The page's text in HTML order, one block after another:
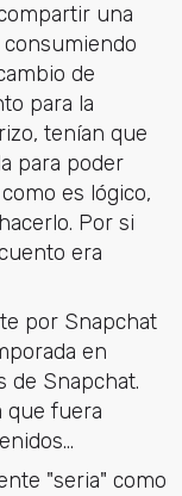
una
de
para la
tenían que
para poder
es lógico,
Por si
era
por Snapchat
en
de Snapchat.
que fuera
"seria" como